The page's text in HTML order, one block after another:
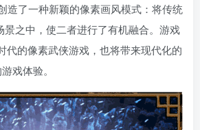
造了一种新颖的像素画风模式：将传统
景之中，使二者进行了有机融合。游戏
代的像素武侠游戏，也将带来现代化的
戏体验。